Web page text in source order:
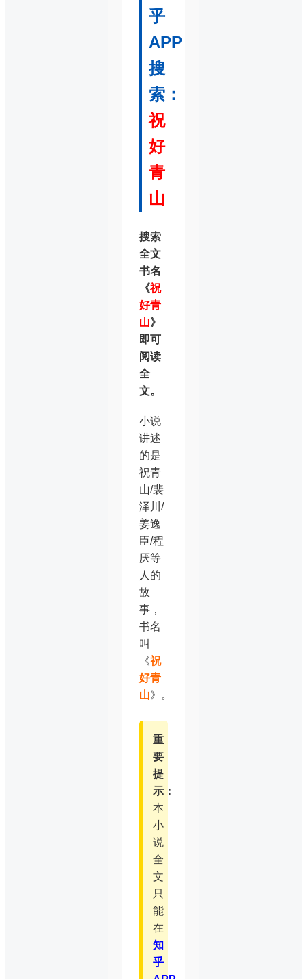
乎
APP
搜
索：
祝
好
青
山
搜索
全文
书名
《祝
好青
山》
即可
阅读
全
文。
小说
讲述
的是
祝青
山/裴
泽川/
姜逸
臣/程
厌等
人的
故
事，
书名
叫
《祝
好青
山》。
重
要
提
示：
本
小
说
全
文
只
能
在
知
乎